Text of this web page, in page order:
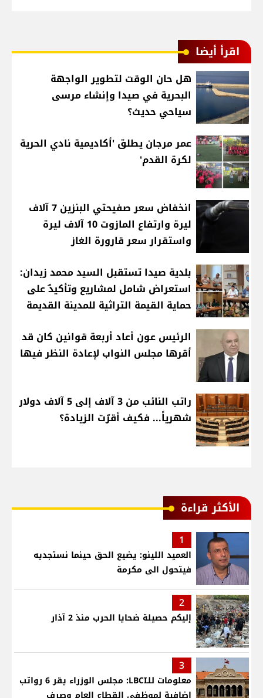
اقرأ أيضا
هل حان الوقت لتطوير الواجهة
البحرية في صيدا وإنشاء مرسى
سياحي حديث؟
عمر مرجان يطلق 'أكاديمية نادي الحرية
لكرة القدم'
انخفاض سعر صفيحتي البنزين 7 آلاف
ليرة وارتفاع المازوت 10 آلاف ليرة
واستقرار سعر قارورة الغاز
بلدية صيدا تستقبل السيد محمد زيدان:
استعراض شامل لمشاريع وتأكيدٌ على
حماية القيمة التراثية للمدينة القديمة
الرئيس عون أعاد أربعة قوانين كان قد
أقرها مجلس النواب لإعادة النظر فيها
راتب النائب من 3 آلاف إلى 5 آلاف دولار
شهرياً... فكيف أقرّت الزيادة؟
الأكثر قراءة
1
العميد اللينو: يضيع الحق حينما نستجديه
فيتحول الى مكرمة
2
إليكم حصيلة ضحايا الحرب منذ 2 آذار
3
معلومات للـLBCI: مجلس الوزراء يقر 6 رواتب